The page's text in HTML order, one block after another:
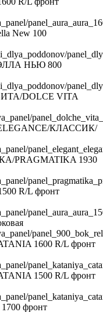
New 100
НЬЮ 800
DOLCE VITA
КЛАССИК/
PRAGMATIKA 1930
R/L фронт
1600 R/L фронт
1500 R/L фронт
фронт